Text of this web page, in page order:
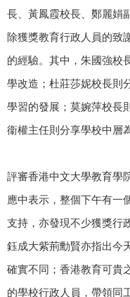
長、黃鳳霞校長、鄭麗娟
除獲獎教育行政人員的致
的經驗。其中，朱國強校
學改造；杜莊莎妮校長則
學習的發展；莫婉萍校長
衞權主任則分享學校中層
評審香港中文大學教育學
應中表示，整個下午有一
支持，亦發現不少獲獎行
鈺成大紫荊勳賢亦指出今
確實不同；香港教育可貴
的學校行政人員，帶領同